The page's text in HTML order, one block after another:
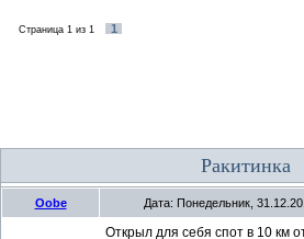
Страница 1 из 1 1
Ракитинка
Oobe Дата: Понедельник,
Открыл для себя спот в 10 км